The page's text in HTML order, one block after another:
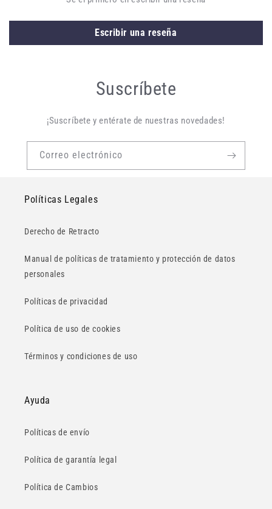
Escribir una reseña
Suscríbete
¡Suscríbete y entérate de nuestras novedades!
Correo electrónico
Políticas Legales
Derecho de Retracto
Manual de políticas de tratamiento y protección de datos
personales
Políticas de privacidad
Política de uso de cookies
Términos y condiciones de uso
Ayuda
Políticas de envío
Política de garantía legal
Política de Cambios